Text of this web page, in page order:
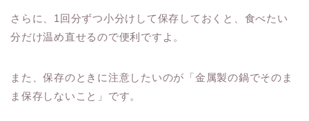
さらに、1回分ずつ小分けして保存しておくと、食べたい
分だけ温め直せるので便利ですよ。
また、保存のときに注意したいのが「金属製の鍋でそのま
ま保存しないこと」です。